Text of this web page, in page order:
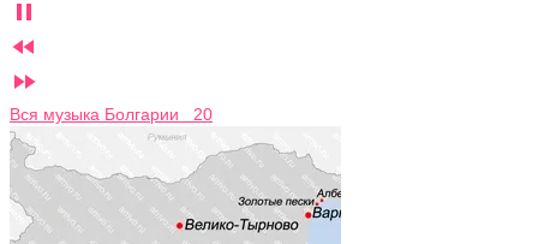



Вся музыка Болгарии 20